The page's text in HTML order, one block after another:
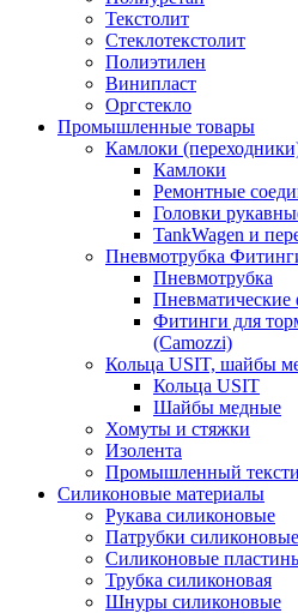
Текстолит
Стеклотекстолит
Полиэтилен
Винипласт
Оргстекло
Промышленные товары
Камлоки
Камлоки
Ремонтные
Головки
TankWagen и
Пневмотрубка
Пневмотрубка
Фитинги для
(Camozzi)
Кольца USIT, шайбы
Кольца USIT
Шайбы медные
Хомуты и стяжки
Изолента
Промышленный
Силиконовые материалы
Рукава силиконовые
Патрубки силиконовые
Силиконовые
Трубка силиконовая
Шнуры силиконовые